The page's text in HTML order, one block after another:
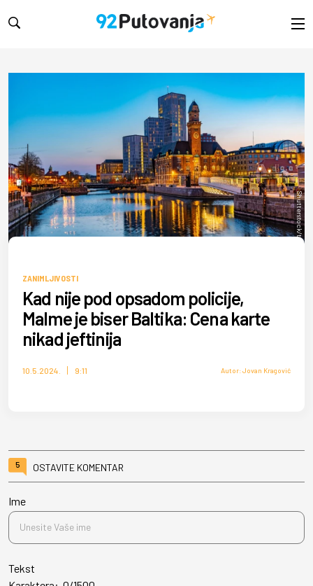
Shutterstock/trabantos
ZANIMLJIVOSTI
Kad nije pod opsadom policije,
Malme je biser Baltika: Cena karte
nikad jeftinija
10.5.2024. 9:11 Autor: Jovan Kragović
5 OSTAVITE KOMENTAR
Ime
Tekst